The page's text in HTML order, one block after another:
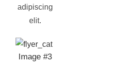
adipiscing
elit.
Image #3